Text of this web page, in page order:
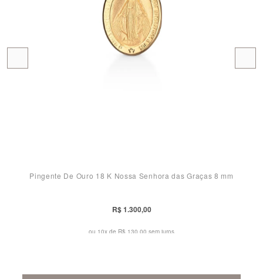
Pingente De Ouro 18 K Nossa Senhora das Graças 8 mm
R$ 1.300,00
ou 10x de R$ 130,00 sem juros